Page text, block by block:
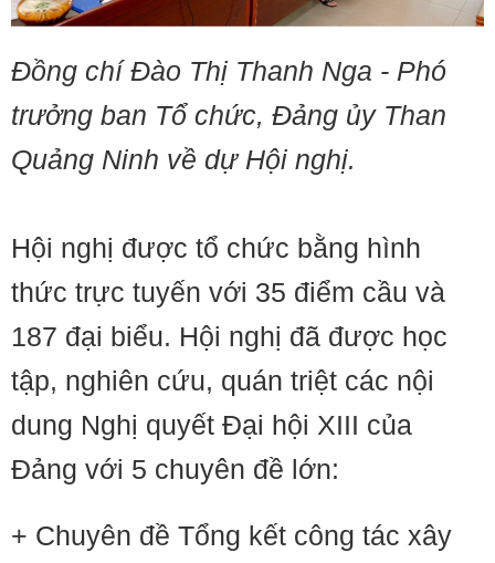
Đồng chí Đào Thị Thanh Nga - Phó
trưởng ban Tổ chức, Đảng ủy Than
Quảng Ninh về dự Hội nghị.
Hội nghị được tổ chức bằng hình
thức trực tuyến với 35 điểm cầu và
187 đại biểu. Hội nghị đã được học
tập, nghiên cứu, quán triệt các nội
dung Nghị quyết Đại hội XIII của
Đảng với 5 chuyên đề lớn:
+ Chuyên đề Tổng kết công tác xây